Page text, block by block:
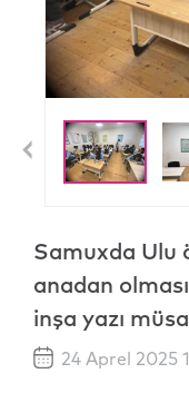
Previous
Samuxda Ulu
anadan
inşa yazı
24 Aprel 2025